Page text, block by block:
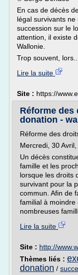
En cas de décès
légal survivants
succession sur le
attention, il existe
Wallonie.
Trop souvent, lors...
Lire la suite
Site : https://
Réforme
donation -
Réforme des
Mercredi, 30
Un décès
famille et les
lorsque les droits
survivant pour la
commun. Afin de
familial à
nombreuses
Lire la suite
Site : http://
Thèmes liés :
donation /